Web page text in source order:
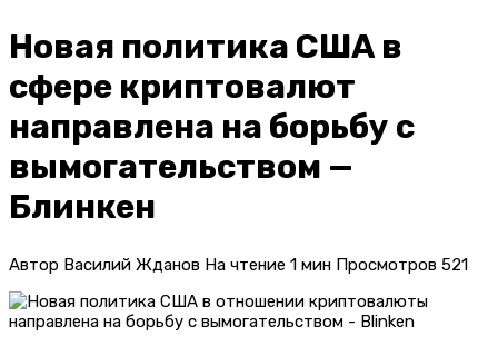
Новая политика США в
сфере криптовалют
направлена на борьбу с
вымогательством —
Блинкен
Автор Василий Жданов На чтение 1 мин Просмотров 521